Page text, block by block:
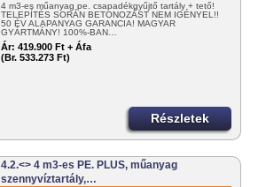
4 m3-es műanyag pe. csapadékgyűjtő tartály + tető!
TELEPÍTÉS SORÁN BETONOZÁST NEM IGÉNYEL!!
50 ÉV ALAPANYAG GARANCIA! MAGYAR
GYÁRTMÁNY! 100%-BAN…
Ár: 419.900 Ft + Áfa
(Br. 533.273 Ft)
Részletek
4.2.<> 4 m3-es PE. PLUS, műanyag
szennyvíztartály,…